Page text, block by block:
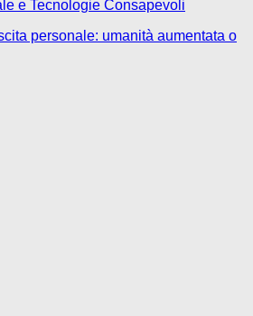
e Tecnologie Consapevoli
personale: umanità aumentata o